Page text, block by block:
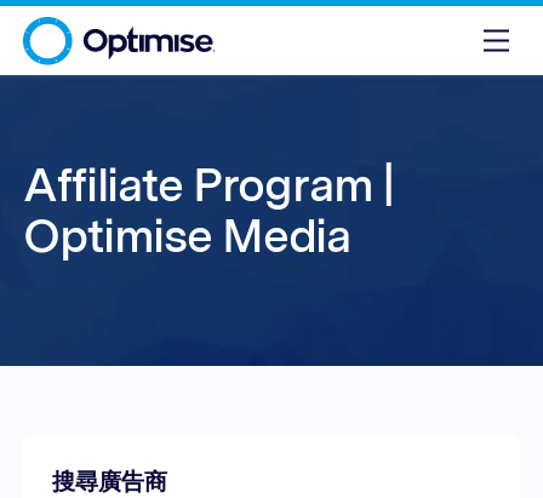
Affiliate Program |
Optimise Media
搜尋廣告商